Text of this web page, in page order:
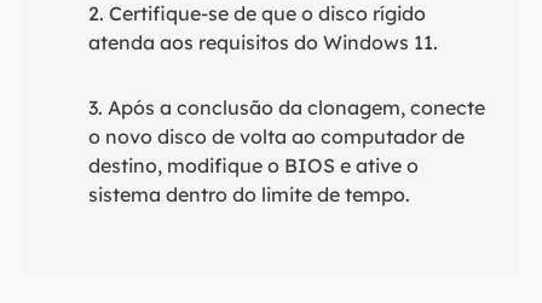
2. Certifique-se de que o disco rígido
atenda aos requisitos do Windows 11.
3. Após a conclusão da clonagem, conecte
o novo disco de volta ao computador de
destino, modifique o BIOS e ative o
sistema dentro do limite de tempo.